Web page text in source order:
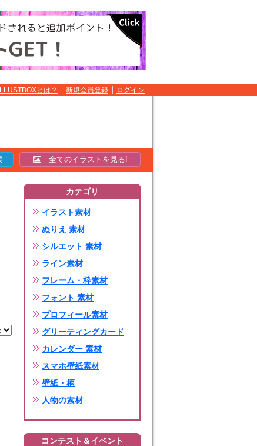
ILLUSTBOXとは？ 新規会員登録 ログイン
全てのイラストを見る!
カテゴリ
イラスト素材
ぬりえ 素材
シルエット 素材
ライン素材
フレーム・枠素材
フォント 素材
プロフィール素材
グリーティングカード
カレンダー 素材
スマホ壁紙素材
壁紙・柄
人物の素材
コンテスト＆イベント